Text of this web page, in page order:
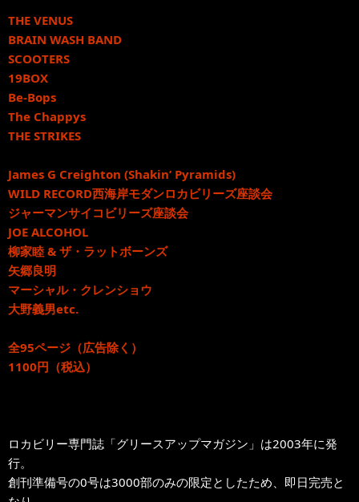
THE VENUS
BRAIN WASH BAND
SCOOTERS
19BOX
Be-Bops
The Chappys
THE STRIKES
James G Creighton (Shakin’ Pyramids)
WILD RECORD西海岸モダンロカビリーズ座談会
ジャーマンサイコビリーズ座談会
JOE ALCOHOL
柳家睦 & ザ・ラットボーンズ
矢郷良明
マーシャル・クレンショウ
大野義男etc.
全95ページ（広告除く）
1100円（税込）
ロカビリー専門誌「グリースアップマガジン」は2003年に発
行。
創刊準備号の0号は3000部のみの限定としたため、即日完売と